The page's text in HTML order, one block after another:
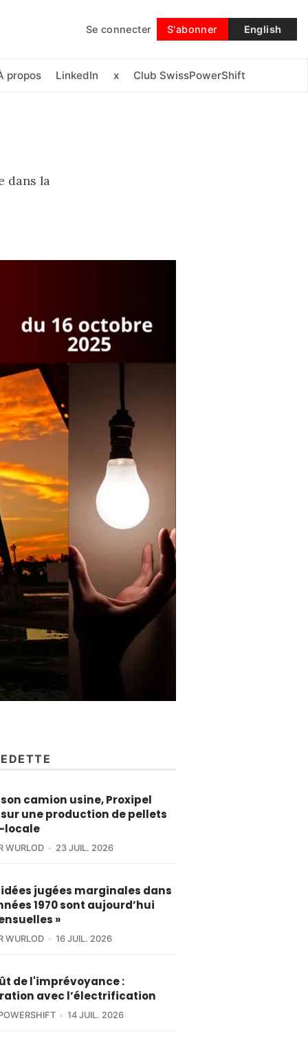
Se connecter S'abonner English
propos LinkedIn x Club SwissPowerShift
Suivre
dans la
camion usine, Proxipel
une production de pellets
locale
WURLOD 23 JUIL. 2026
idées jugées marginales dans
1970 sont aujourd’hui
»
WURLOD 16 JUIL. 2026
de l'imprévoyance :
avec l’électrification
14 JUIL. 2026